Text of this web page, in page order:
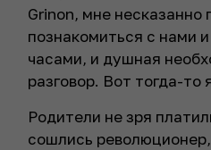
Grinon, мне несказанно
познакомиться с нами
часами, и душная
разговор. Вот тогда-
Родители не зря
сошлись